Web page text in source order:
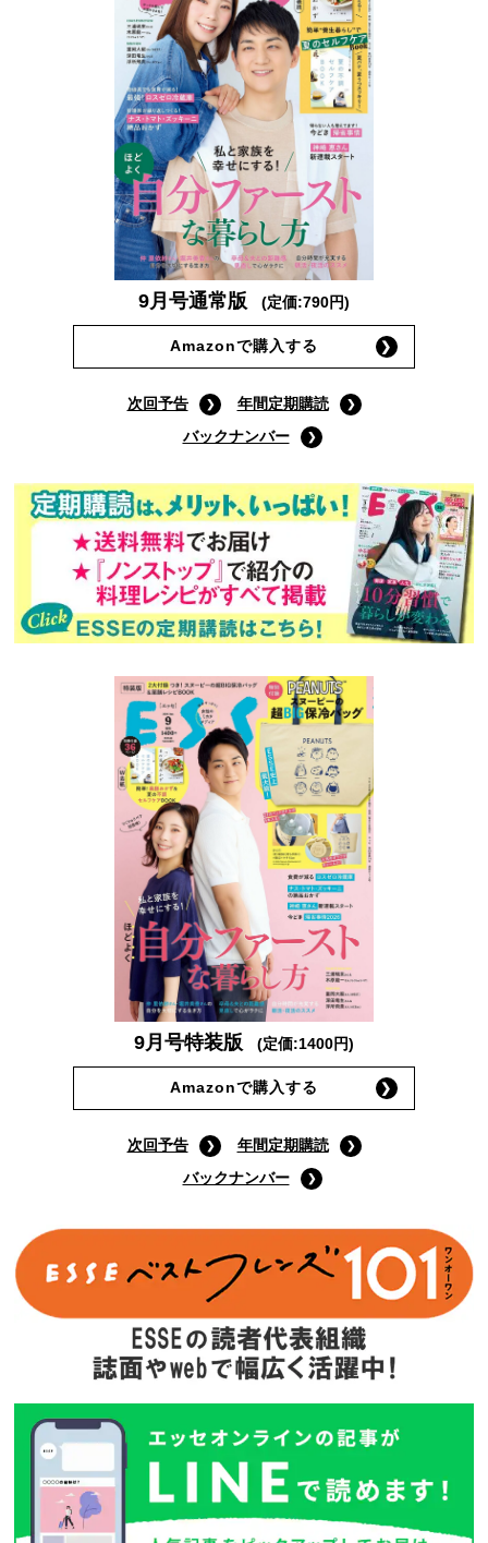
9月号通常版 (定価:790円)
Amazonで購入する
次回予告
年間定期購読
バックナンバー
9月号特装版 (定価:1400円)
Amazonで購入する
次回予告
年間定期購読
バックナンバー